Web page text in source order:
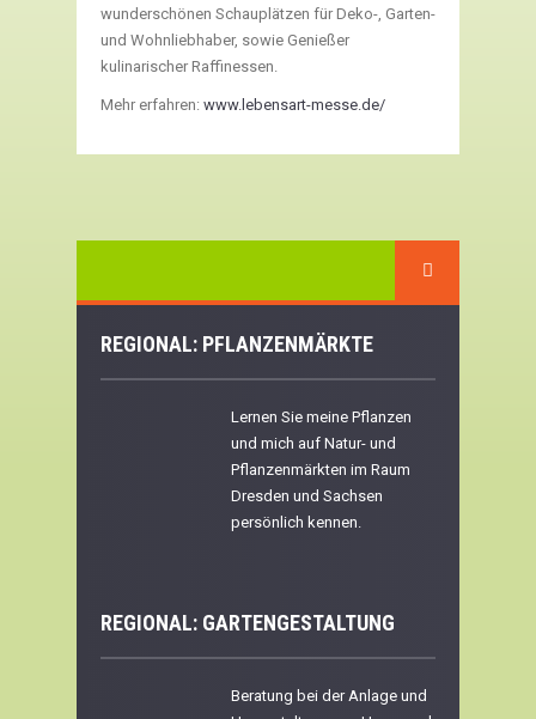
wunderschönen Schauplätzen für Deko-, Garten-
und Wohnliebhaber, sowie Genießer
kulinarischer Raffinessen.
Mehr erfahren: www.lebensart-messe.de/
REGIONAL: PFLANZENMÄRKTE
Lernen Sie meine Pflanzen
und mich auf Natur- und
Pflanzenmärkten im Raum
Dresden und Sachsen
persönlich kennen.
REGIONAL: GARTENGESTALTUNG
Beratung bei der Anlage und